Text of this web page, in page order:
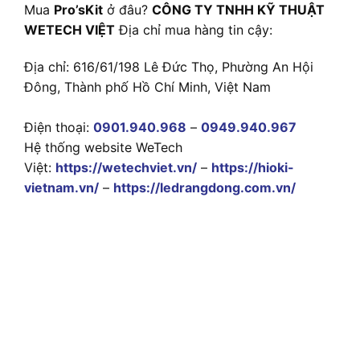
Mua Pro’sKit ở đâu? CÔNG TY TNHH KỸ THUẬT
WETECH VIỆT Địa chỉ mua hàng tin cậy:
Địa chỉ: 616/61/198 Lê Đức Thọ, Phường An Hội
Đông, Thành phố Hồ Chí Minh, Việt Nam
Điện thoại: 0901.940.968 – 0949.940.967
Hệ thống website WeTech
Việt: https://wetechviet.vn/ – https://hioki-
vietnam.vn/ – https://ledrangdong.com.vn/